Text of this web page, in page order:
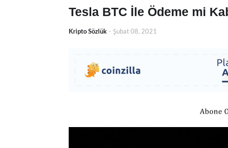
Tesla BTC İle Ödeme mi
Kripto Sözlük - Şubat 08, 2021